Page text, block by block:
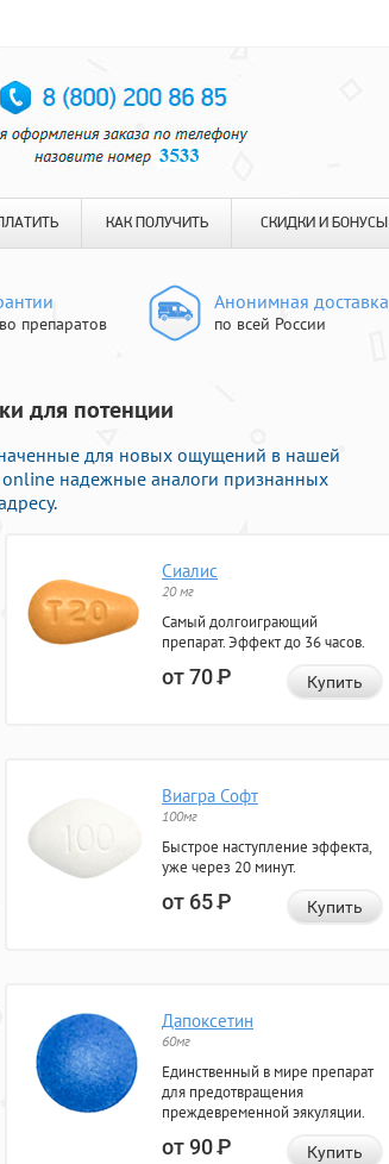
КАК ПОЛУЧИТЬ СКИДКИ И БОНУСЫ
препаратов
Анонимная доставка
по всей России
для потенции
для новых ощущений в нашей
online надежные аналоги признанных
Сиалис
20 мг
Самый долгоиграющий
препарат. Эффект до 36 часов.
от 70Р Купить
Виагра Софт
100мг
Быстрое наступление эффекта,
уже через 20 минут.
от 65Р Купить
Дапоксетин
60мг
Единственный в мире препарат
для предотвращения
преждевременной эякуляции.
от 90Р Купить